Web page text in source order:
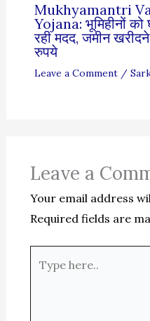
Mukhyamantri
Yojana: भूमिहीनों
रही मदद, जमीन
रुपये
Leave a Comment /
Leave a
Your email address
Required fields are
here..